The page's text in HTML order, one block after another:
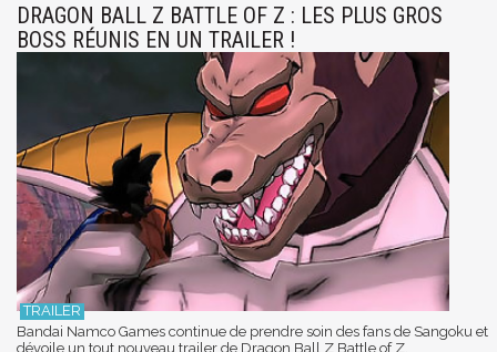
DRAGON BALL Z BATTLE OF Z : LES PLUS GROS
BOSS RÉUNIS EN UN TRAILER !
Bandai Namco Games continue de prendre soin des fans de Sangoku et
dévoile un tout nouveau trailer de Dragon Ball Z Battle of Z.